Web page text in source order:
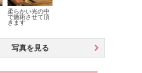
柔らかい光の中
で施術させて頂
きます
写真を見る